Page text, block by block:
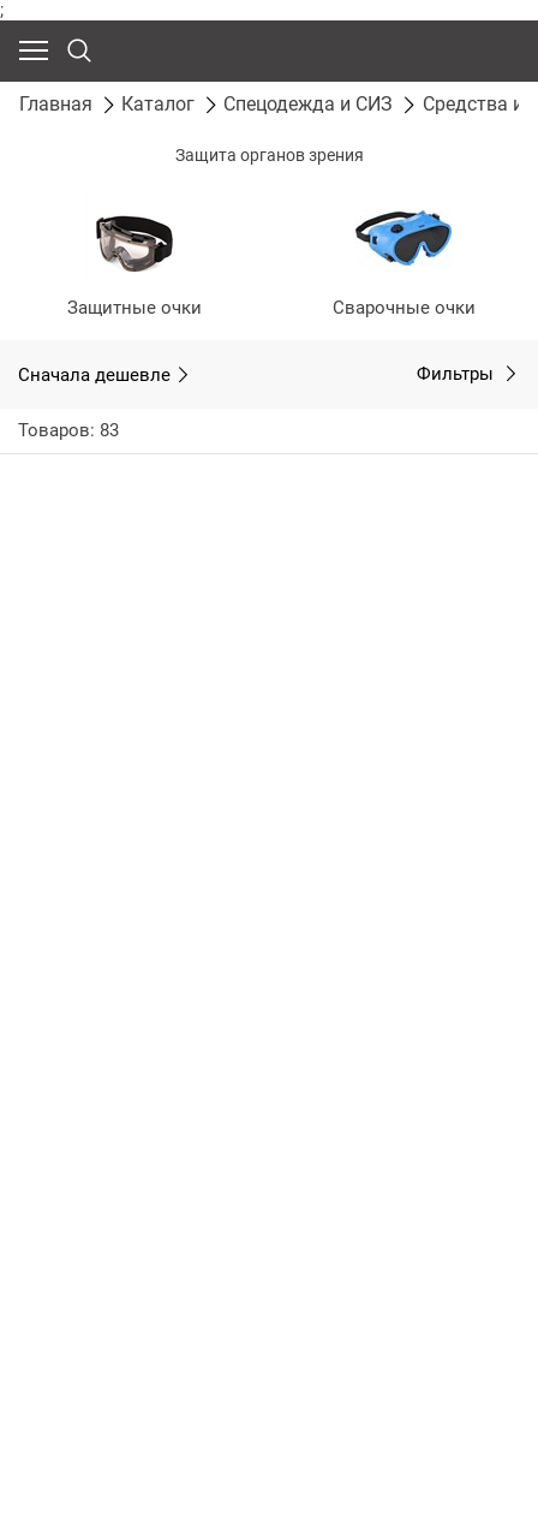
;
Главная Каталог Спецодежда и СИЗ Средства
Защита органов зрения
Защитные очки Сварочные очки
Сначала дешевле Фильтры
Товаров: 83